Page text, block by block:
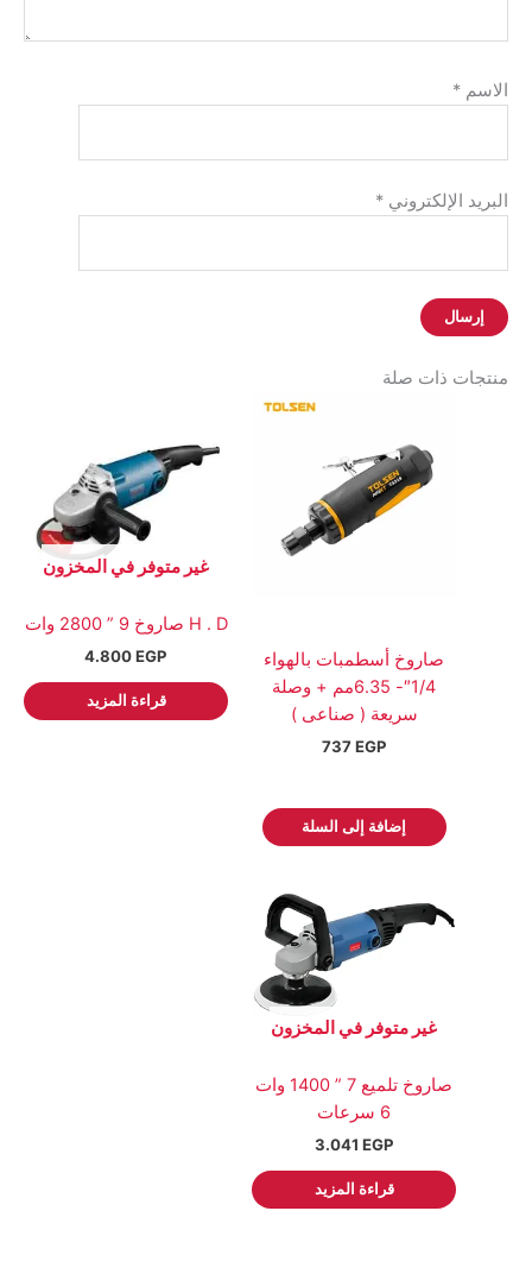
الاسم *
البريد الإلكتروني *
منتجات ذات صلة
صاروخ أسطمبات بالهواء
1/4″- 6.35مم + وصلة
سريعة ( صناعى )
737EGP
إضافة إلى السلة
غير متوفر في المخزون
H . D صاروخ 9 ” 2800 وات
4.800EGP
قراءة المزيد
غير متوفر في المخزون
صاروخ تلميع 7 ” 1400 وات
6 سرعات
3.041 EGP
قراءة المزيد